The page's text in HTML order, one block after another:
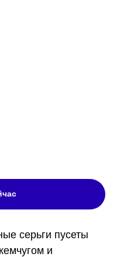
серьги пусеты
и